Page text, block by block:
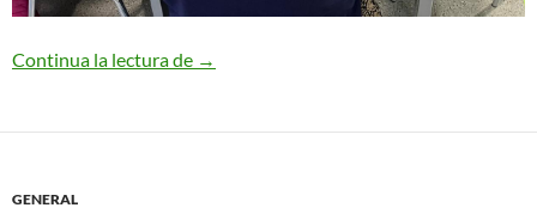
Continua la lectura de Rummikub al Galliner
→
GENERAL